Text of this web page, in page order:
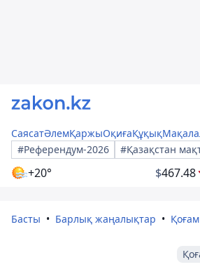
СаясатӘлемҚаржыОқиғаҚұқық
#Референдум-2026
#Қазақстан
+20° $467.48
Басты Барлық жаңалықтар